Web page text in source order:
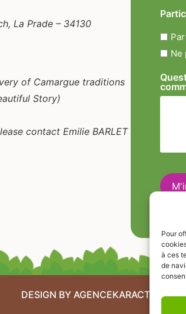
Pour
à ces
de
La Prade – 34130
of Camargue traditions
Story)
contact Emilie BARLET
Ne
DESIGN BY AGENCEKARACTERE.FR